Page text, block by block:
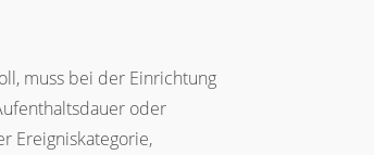
muss bei der Einrichtung
oder
Ereigniskategorie,